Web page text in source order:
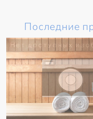
Последние